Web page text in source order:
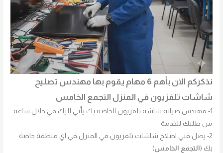
نذكركم الان بأهم 6 مهام يقوم بها مهندس تصليح
شاشات تلفزيون في المنزل التجمع الخامس
1- مهندس صيانة شاشة تلفزيون الخاصة بك يأتي إليك في خلال ساعة
من طلبك للخدمة
2- يصل فني اصلاح شاشات تلفزيون في المنزل في اي منطقة خاصة
بك (التجمع الخامس)